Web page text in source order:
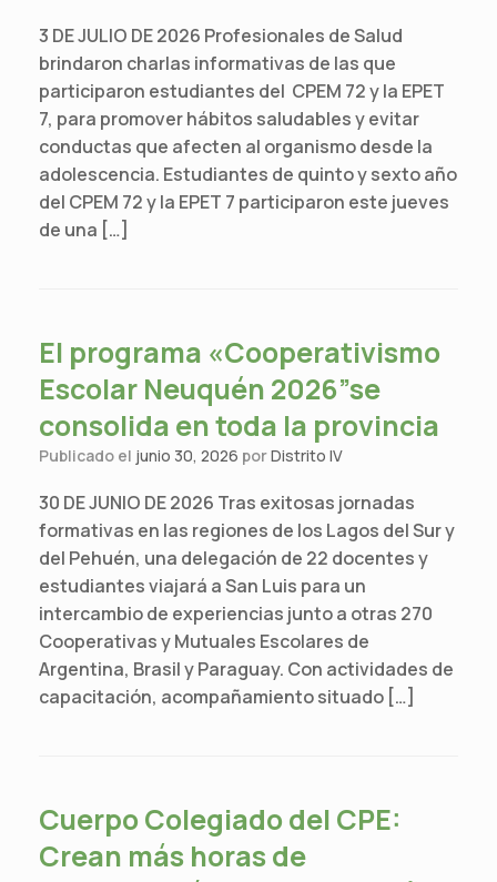
3 DE JULIO DE 2026 Profesionales de Salud
brindaron charlas informativas de las que
participaron estudiantes del CPEM 72 y la EPET
7, para promover hábitos saludables y evitar
conductas que afecten al organismo desde la
adolescencia. Estudiantes de quinto y sexto año
del CPEM 72 y la EPET 7 participaron este jueves
de una […]
El programa «Cooperativismo
Escolar Neuquén 2026”se
consolida en toda la provincia
Publicado el junio 30, 2026 porDistrito IV
30 DE JUNIO DE 2026 Tras exitosas jornadas
formativas en las regiones de los Lagos del Sur y
del Pehuén, una delegación de 22 docentes y
estudiantes viajará a San Luis para un
intercambio de experiencias junto a otras 270
Cooperativas y Mutuales Escolares de
Argentina, Brasil y Paraguay. Con actividades de
capacitación, acompañamiento situado […]
Cuerpo Colegiado del CPE:
Crean más horas de